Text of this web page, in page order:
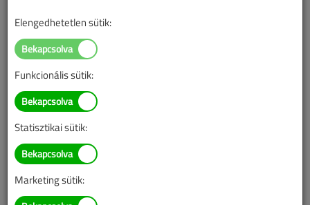
Lapszám:
Továbbfejlesztett
kábeltálcaidomok az OBO-
Elengedhetetlen sütik:
Funkcionális sütik:
Statisztikai sütik:
Marketing sütik: